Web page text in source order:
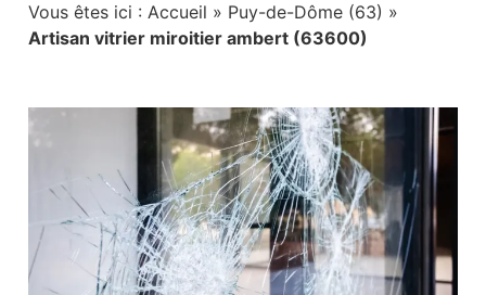
Vous êtes ici : Accueil » Puy-de-Dôme (63) »
Artisan vitrier miroitier ambert (63600)